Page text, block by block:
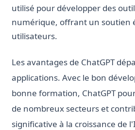
utilisé pour développer des
numérique, offrant un soutien
utilisateurs.
Les avantages de ChatGPT
applications. Avec le bon
bonne formation, ChatGPT
de nombreux secteurs et
significative à la croissance de